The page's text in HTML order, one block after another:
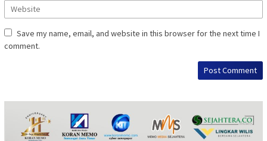
Save my name, email, and website in this browser for the next time I
comment.